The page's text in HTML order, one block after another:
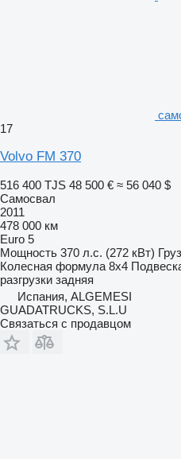
17
Volvo FM 370
516 400 TJS 48 500 € ≈ 56 040 $
Самосвал
2011
478 000 км
Euro 5
Мощность 370 л.с. (272 кВт)
Колесная формула 8x4
разгрузки задняя
Испания, ALGEMESI
GUADATRUCKS, S.L.U
Связаться с продавцом